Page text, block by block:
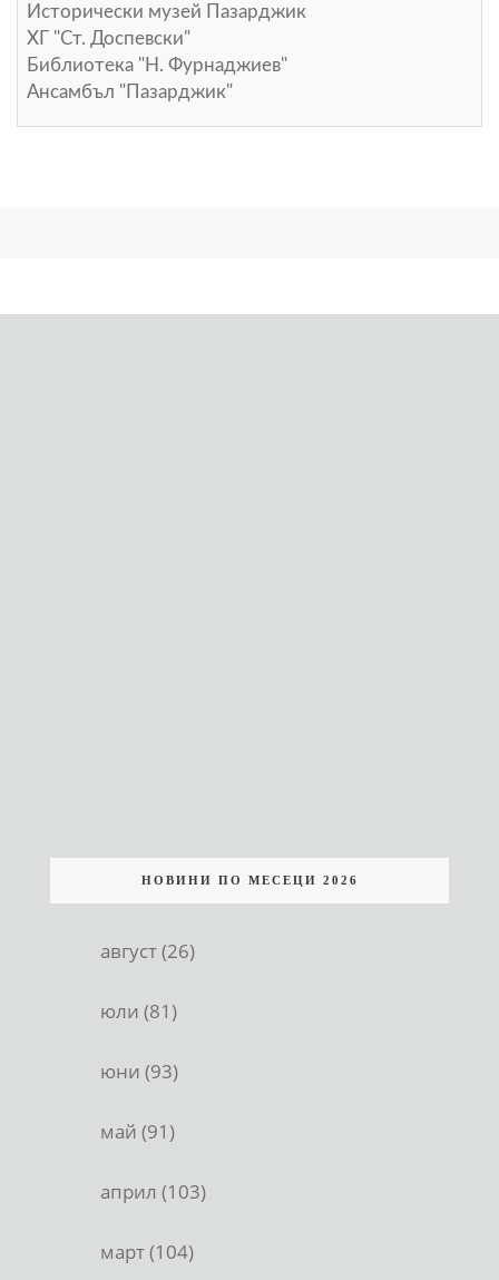
Исторически музей Пазарджик
ХГ "Ст. Доспевски"
Библиотека "Н. Фурнаджиев"
Ансамбъл "Пазарджик"
НОВИНИ ПО МЕСЕЦИ 2026
август (26)
юли (81)
юни (93)
май (91)
април (103)
март (104)